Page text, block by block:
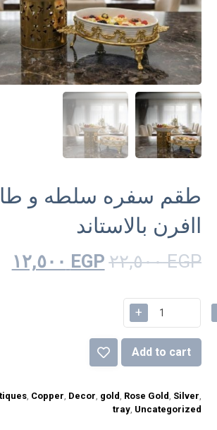
طقم سفره سلطه و
اافرن بالاستاند
٢٢,٥٠٠EGP
EGP
+
Add to cart
, Copper Decor gold Rose Gold Silver
tray, Uncategorized